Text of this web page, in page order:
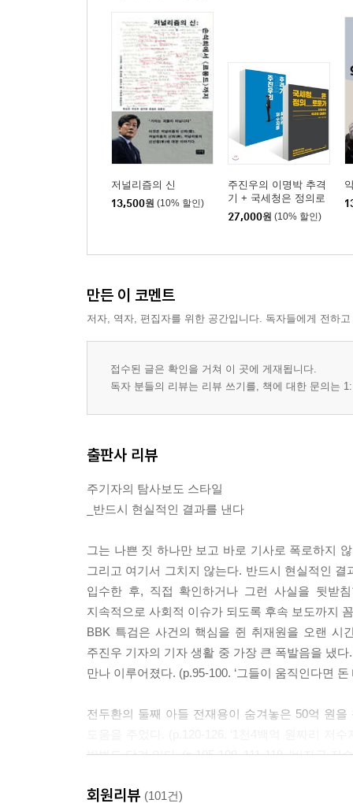
저널리즘의 신
13,500원 (10% 할인)
주진우의 이명박 추격
기 + 국세청은 정의로
운가
27,000원 (10% 할인)
만든 이 코멘트
저자, 역자, 편집자를 위한 공간입니다. 독자들에게 전하
접수된 글은 확인을 거쳐 이 곳에 게재됩니다.
독자 분들의 리뷰는 리뷰 쓰기를, 책에 대한 문의는
출판사 리뷰
주기자의 탐사보도 스타일
_반드시 현실적인 결과를 낸다
그는 나쁜 짓 하나만 보고 바로 기사로 폭로하지
그리고 여기서 그치지 않는다. 반드시 현실적인
입수한 후, 직접 확인하거나 그런 사실을 뒷받
지속적으로 사회적 이슈가 되도록 후속 보도까지
BBK 특검은 사건의 핵심을 쥔 취재원을 오랜 시
주진우 기자의 기자 생활 중 가장 큰 폭발음을 냈
만나 이루어졌다. (p.95-100. ‘그들이 움직인다면 돈
전두환의 둘째 아들 전재용이 숨겨놓은 50억 원
방법도 담겨 있다. (p.105-109, 111-119. ‘비자금 저
이명박이 돈을 ‘해드시는’ 방법과 그 돈을 감추는
회원리뷰 (101건)